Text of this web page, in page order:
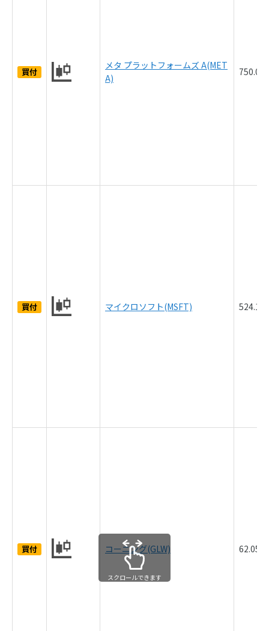
買付
メタ プラットフォームズ A(MET
A)
750.01
買付 マイクロソフト(MSFT) 524.11
買付 コーニング(GLW) 62.05
スクロールできます